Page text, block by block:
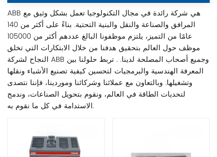
ABB هي شركة رائدة في مجال التكنولوجيا تعمل بشكل وثيق مع
المرافق والصناعة والنقل والبنية التحتية. بناءً على أكثر من 140
عامًا من التميز، يلتزم موظفونا البالغ عددهم أكثر من 105000
موظف حول العالم بتحقيق هدفنا من خلال الابتكارات التي تخلق
النجاح لشركة ABB وجميع أصحاب المصلحة لدينا. . تربط حلولنا بين
المعرفة الهندسية والبرمجيات لتحسين كيفية تصنيع الأشياء ونقلها
وتشغيلها. وبالتعاون مع عملائنا وشركائنا وموردينا، فإننا نتصدى
لتحديات الطاقة في العالم، ونقوم بتحويل الصناعات، وندمج
الاستدامة في كل ما نقوم به.